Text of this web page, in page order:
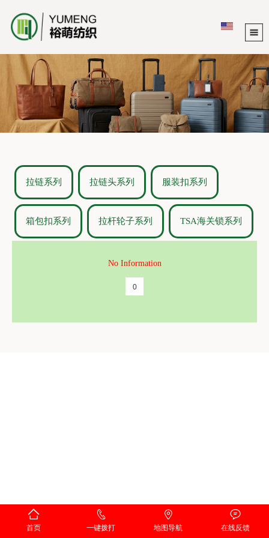
拉链系列 拉链头系列 服装扣系列
箱包扣系列 拉杆轮子系列 TSA海关锁系列
No Information
0
首页 一键拨打 地图导航 在线反馈